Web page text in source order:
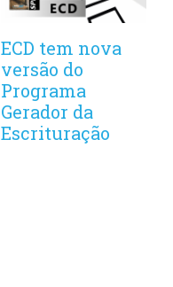
ECD tem nova
versão do
Programa
Gerador da
Escrituração